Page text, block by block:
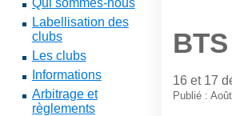
Qui sommes-nous
Labellisation des
clubs
Les clubs
Informations
Arbitrage et
règlements
16 et 17
Publié :